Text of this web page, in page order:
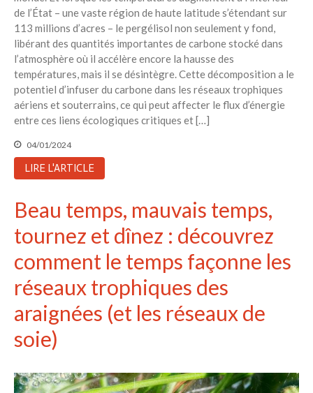
de l’État – une vaste région de haute latitude s’étendant sur
113 millions d’acres – le pergélisol non seulement y fond,
libérant des quantités importantes de carbone stocké dans
l’atmosphère où il accélère encore la hausse des
températures, mais il se désintègre. Cette décomposition a le
potentiel d’infuser du carbone dans les réseaux trophiques
aériens et souterrains, ce qui peut affecter le flux d’énergie
entre ces liens écologiques critiques et […]
04/01/2024
LIRE L'ARTICLE
Beau temps, mauvais temps,
tournez et dînez : découvrez
comment le temps façonne les
réseaux trophiques des
araignées (et les réseaux de
soie)